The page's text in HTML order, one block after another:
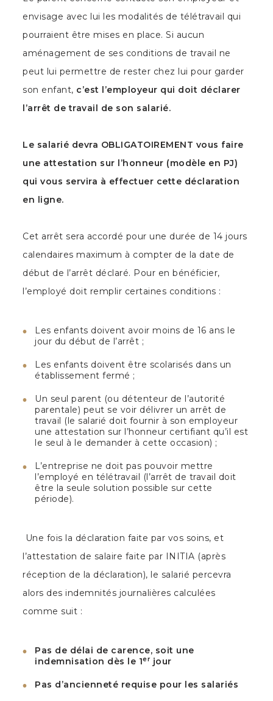
envisage avec lui les modalités de télétravail qui
pourraient être mises en place. Si aucun
aménagement de ses conditions de travail ne
peut lui permettre de rester chez lui pour garder
son enfant, c’est l’employeur qui doit déclarer
l’arrêt de travail de son salarié.
Le salarié devra OBLIGATOIREMENT vous faire
une attestation sur l’honneur (modèle en PJ)
qui vous servira à effectuer cette déclaration
en ligne.
Cet arrêt sera accordé pour une durée de 14 jours
calendaires maximum à compter de la date de
début de l’arrêt déclaré. Pour en bénéficier,
l’employé doit remplir certaines conditions :
Les enfants doivent avoir moins de 16 ans le
jour du début de l’arrêt ;
Les enfants doivent être scolarisés dans un
établissement fermé ;
Un seul parent (ou détenteur de l’autorité
parentale) peut se voir délivrer un arrêt de
travail (le salarié doit fournir à son employeur
une attestation sur l’honneur certifiant qu’il est
le seul à le demander à cette occasion) ;
L’entreprise ne doit pas pouvoir mettre
l’employé en télétravail (l’arrêt de travail doit
être la seule solution possible sur cette
période).
Une fois la déclaration faite par vos soins, et
l’attestation de salaire faite par INITIA (après
réception de la déclaration), le salarié percevra
alors des indemnités journalières calculées
comme suit :
Pas de délai de carence, soit une
indemnisation dès le 1er jour
Pas d’ancienneté requise pour les salariés